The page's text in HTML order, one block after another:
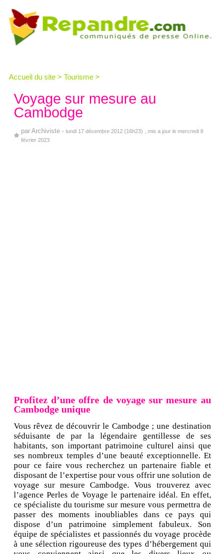
Accueil du site > Tourisme >
Voyage sur mesure au
Cambodge
par Archiviste - lundi 17 décembre 2012 (16h23)
, mis a jour le mercredi 8
février 2023
Profitez d’une offre de voyage sur mesure au
Cambodge unique
Vous rêvez de découvrir le Cambodge ; une destination
séduisante de par la légendaire gentillesse de ses
habitants, son important patrimoine culturel ainsi que
ses nombreux temples d’une beauté exceptionnelle. Et
pour ce faire vous recherchez un partenaire fiable et
disposant de l’expertise pour vous offrir une solution de
voyage sur mesure Cambodge. Vous trouverez avec
l’agence Perles de Voyage le partenaire idéal. En effet,
ce spécialiste du tourisme sur mesure vous permettra de
passer des moments inoubliables dans ce pays qui
dispose d’un patrimoine simplement fabuleux. Son
équipe de spécialistes et passionnés du voyage procède
à une sélection rigoureuse des types d’hébergement qui